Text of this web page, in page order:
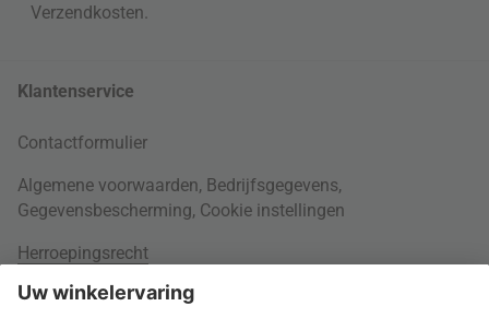
Verzendkosten
Klantenservice
Contactformulier
Algemene voorwaarden, Bedrijfsgegevens,
Gegevensbescherming, Cookie instellingen
Herroepingsrecht
Rondom je bestelling